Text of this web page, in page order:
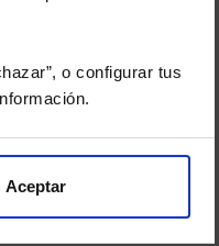
o configurar tus
Aceptar
un estudio gratuito